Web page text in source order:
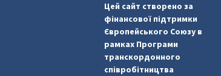
Цей сайт створено за
фінансової підтримки
Європейського Союзу в
рамках Програми
транскордонного
співробітництва